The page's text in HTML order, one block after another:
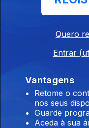
Três obras
26 mai. 2026
Pierre André Valade.
Música
25 mai. 2026
March of Lies (Maria
Quero
Entrar
Vantagens
Retome o
nos seus
Guarde
Aceda à sua